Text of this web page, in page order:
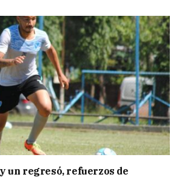
un regresó, refuerzos de